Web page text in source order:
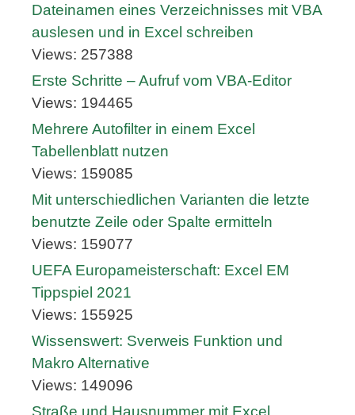
Dateinamen eines Verzeichnisses mit VBA
auslesen und in Excel schreiben
Views: 257388
Erste Schritte – Aufruf vom VBA-Editor
Views: 194465
Mehrere Autofilter in einem Excel
Tabellenblatt nutzen
Views: 159085
Mit unterschiedlichen Varianten die letzte
benutzte Zeile oder Spalte ermitteln
Views: 159077
UEFA Europameisterschaft: Excel EM
Tippspiel 2021
Views: 155925
Wissenswert: Sverweis Funktion und
Makro Alternative
Views: 149096
Straße und Hausnummer mit Excel